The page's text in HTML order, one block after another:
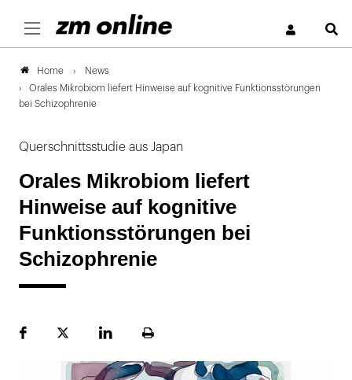
Home
News
Orales Mikrobiom liefert Hinweise auf kognitive Funktionsstörungen
bei Schizophrenie
Querschnittsstudie aus Japan
Orales Mikrobiom liefert
Hinweise auf kognitive
Funktionsstörungen bei
Schizophrenie
FacebookPlattformLinekdInSeite